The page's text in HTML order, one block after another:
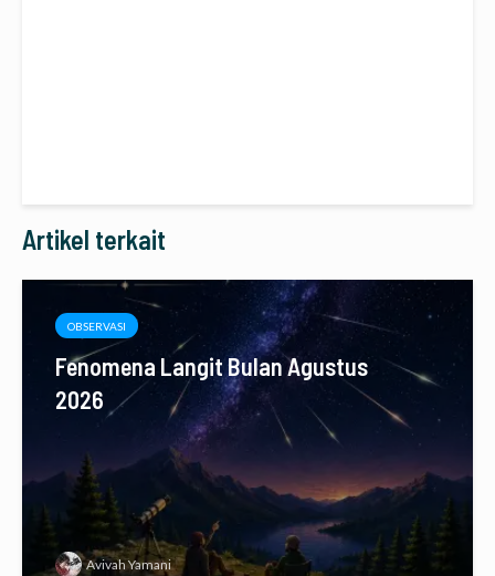
Artikel terkait
OBSERVASI
Fenomena Langit Bulan Agustus
2026
Avivah Yamani